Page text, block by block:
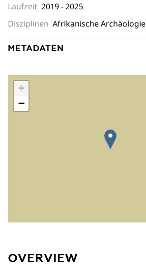
Laufzeit 2019 - 2025
Disziplinen Afrikanische Archäologie
METADATEN
OVERVIEW